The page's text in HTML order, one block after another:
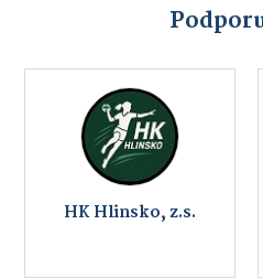
HK Hlinsko, z.s.